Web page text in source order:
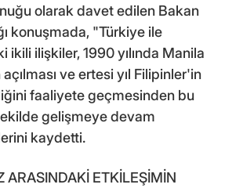
olarak davet edilen Bakan
konuşmada, "Türkiye ile
ikili ilişkiler, 1990 yılında Manila
ve ertesi yıl Filipinler'in
faaliyete geçmesinden bu
gelişmeye devam
kaydetti.
ARASINDAKİ ETKİLEŞİMİN